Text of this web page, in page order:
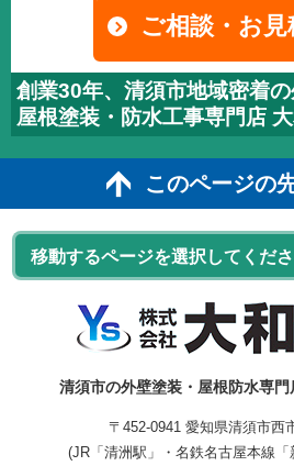
ご相談・お
創業30年、清須市地域密着の
屋根塗装・防水工事専門店
このページの
清須市の外壁塗装・屋根防水専
〒452-0941 愛知県清須市西
(JR「清洲駅」・名鉄名古屋本線